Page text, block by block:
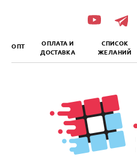
ОПТ
ОПЛАТА И
ДОСТАВКА
СПИСОК
ЖЕЛАНИЙ